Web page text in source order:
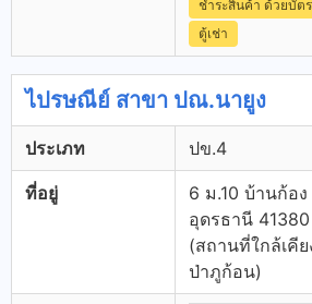
ชำระสินค้า ด้วยบัต
ตู้เช่า
ไปรษณีย์ สาขา ปณ.นายูง
ประเภท ปข.4
ที่อยู่
6 ม.10 บ้านก้อ
อุดรธานี 41380
(สถานที่ใกล้เคี
ป่าภูก้อน)